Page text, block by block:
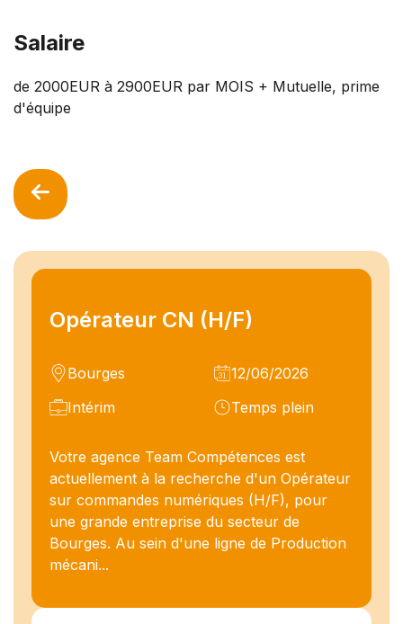
Opérateur CN (H/F)
Bourges
12/06/2026
Intérim
Temps plein
Votre agence Team Compétences est
actuellement à la recherche d'un Opérateur
sur commandes numériques (H/F), pour
une grande entreprise du secteur de
Bourges. Au sein d'une ligne de Production
mécani...
Salaire
de 2000EUR à 2900EUR par MOIS + Mutuelle, prime
d'équipe